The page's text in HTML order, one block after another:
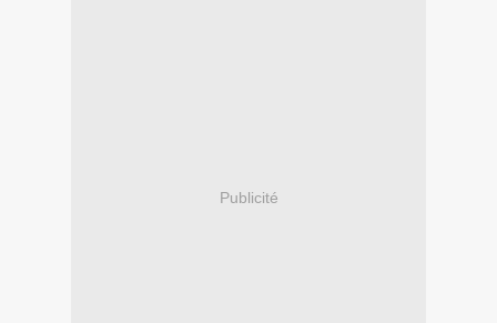
Publicité